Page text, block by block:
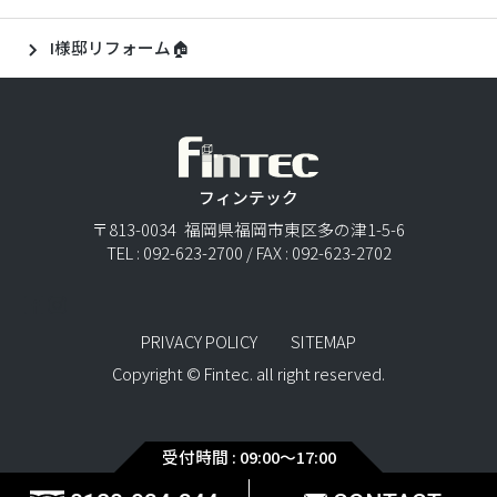
I様邸リフォーム🏠
フィンテック
〒813-0034 福岡県福岡市東区多の津1-5-6
TEL : 092-623-2700 / FAX : 092-623-2702
PRIVACY POLICY
SITEMAP
Copyright © Fintec. all right reserved.
受付時間 : 09:00〜17:00